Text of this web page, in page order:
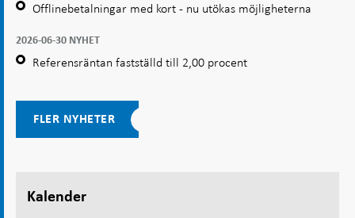
Offlinebetalningar med kort - nu utökas möjligheterna
2026-06-30 NYHET
Referensräntan fastställd till 2,00 procent
FLER NYHETER
Kalender